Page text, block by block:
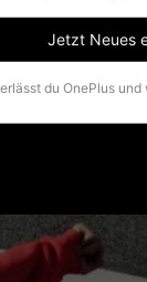
Jetzt Neues
du OnePlus